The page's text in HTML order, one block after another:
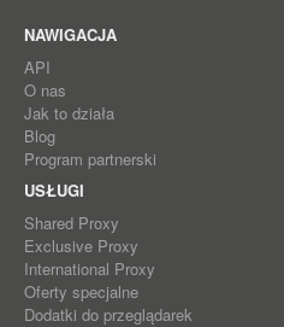
NAWIGACJA
API
O nas
Jak to działa
Blog
Program partnerski
USŁUGI
Shared Proxy
Exclusive Proxy
International Proxy
Oferty specjalne
Dodatki do przeglądarek